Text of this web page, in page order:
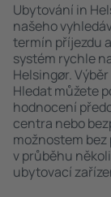
Ubytování in
našeho
termín příjezdu
systém rychle
Helsingør.
Hledat můžete
hodnocení
centra nebo
možnostem
v průběhu
ubytovací